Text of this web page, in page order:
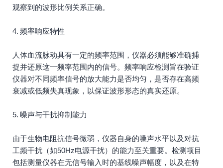
观察到的波形比例关系正确。
4. 频率响应特性
人体血流脉动具有一定的频率范围，仪器必须能够准确捕
捉并还原这一频率范围内的信号。频率响应检测旨在验证
仪器对不同频率信号的放大能力是否均匀，是否存在高频
衰减或低频失真现象，以保证波形形态的真实还原。
5. 噪声与干扰抑制能力
由于生物电阻抗信号微弱，仪器自身的噪声水平以及对抗
工频干扰（如50Hz电源干扰）的能力至关重要。检测项目
包括测量仪器在无信号输入时的基线噪声幅度，以及在特